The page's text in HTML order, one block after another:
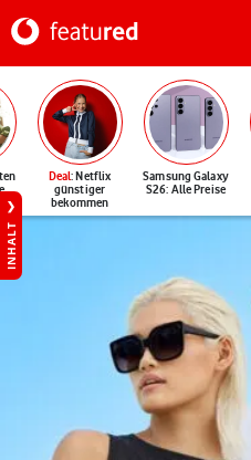
Deal: Netflix
günstiger
bekommen
Samsung Galaxy
S26: Alle Preise
INHALT